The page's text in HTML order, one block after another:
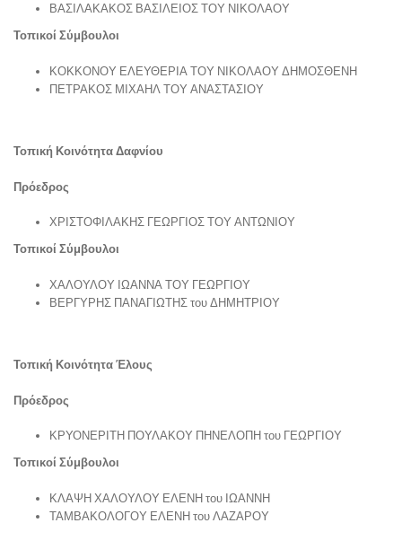
ΒΑΣΙΛΑΚΑΚΟΣ ΒΑΣΙΛΕΙΟΣ ΤΟΥ ΝΙΚΟΛΑΟΥ
Τοπικοί Σύμβουλοι
ΚΟΚΚΟΝΟΥ ΕΛΕΥΘΕΡΙΑ ΤΟΥ ΝΙΚΟΛΑΟΥ ΔΗΜΟΣΘΕΝΗ
ΠΕΤΡΑΚΟΣ ΜΙΧΑΗΛ ΤΟΥ ΑΝΑΣΤΑΣΙΟΥ
Τοπική Κοινότητα Δαφνίου
Πρόεδρος
ΧΡΙΣΤΟΦΙΛΑΚΗΣ ΓΕΩΡΓΙΟΣ ΤΟΥ ΑΝΤΩΝΙΟΥ
Τοπικοί Σύμβουλοι
ΧΑΛΟΥΛΟΥ ΙΩΑΝΝΑ ΤΟΥ ΓΕΩΡΓΙΟΥ
ΒΕΡΓΥΡΗΣ ΠΑΝΑΓΙΩΤΗΣ του ΔΗΜΗΤΡΙΟΥ
Τοπική Κοινότητα Έλους
Πρόεδρος
ΚΡΥΟΝΕΡΙΤΗ ΠΟΥΛΑΚΟΥ ΠΗΝΕΛΟΠΗ του ΓΕΩΡΓΙΟΥ
Τοπικοί Σύμβουλοι
ΚΛΑΨΗ ΧΑΛΟΥΛΟΥ ΕΛΕΝΗ του ΙΩΑΝΝΗ
ΤΑΜΒΑΚΟΛΟΓΟΥ ΕΛΕΝΗ του ΛΑΖΑΡΟΥ